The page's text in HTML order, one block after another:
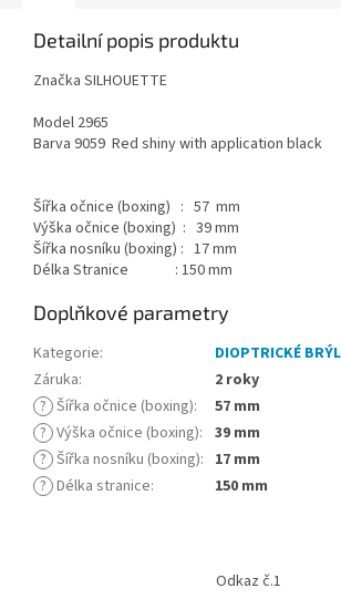
Detailní popis produktu
Značka SILHOUETTE
Model 2965
Barva 9059 Red shiny with application black
Šířka očnice (boxing) : 57 mm
Výška očnice (boxing) : 39 mm
Šířka nosníku (boxing) : 17 mm
Délka Stranice : 150 mm
Doplňkové parametry
Kategorie:
DIOPTRICKÉ
Záruka:
2 roky
? Šířka očnice (boxing):
57 mm
? Výška očnice (boxing): 39 mm
? Šířka nosníku (boxing): 17 mm
? Délka stranice: 150 mm
Odkaz č.1